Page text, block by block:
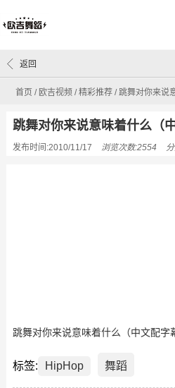
首页 / 欧吉视频 /精彩推荐 /跳舞对你来说
返回
跳舞对你来说意味着什么（
发布时间:2010/11/17 浏览次数:2554
跳舞对你来说意味着什么（中文配字
标签: HipHop 舞蹈